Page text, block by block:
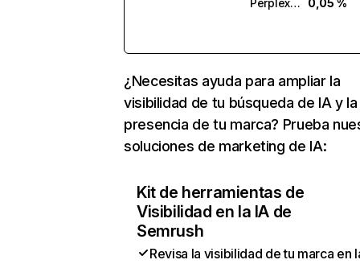
Perplexity
0,05 %
¿Necesitas ayuda para ampliar la
visibilidad de tu búsqueda de IA y la
presencia de tu marca? Prueba
soluciones de marketing de IA:
Kit de herramientas de
Visibilidad en la IA de
Semrush
Revisa la visibilidad de tu marca en